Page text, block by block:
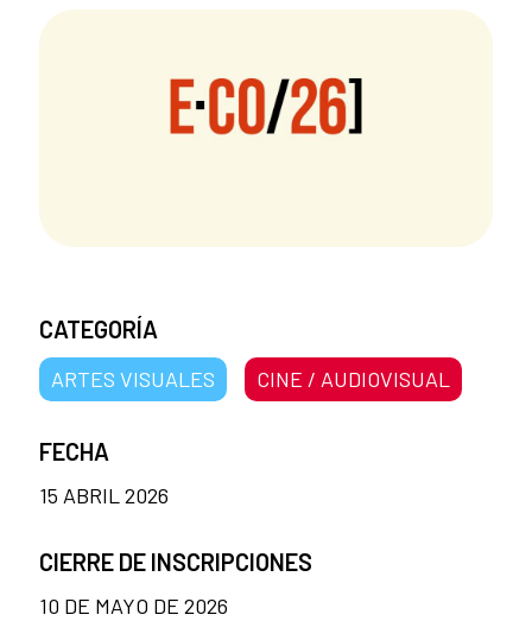
CATEGORÍA
ARTES VISUALES CINE / AUDIOVISUAL
FECHA
15 ABRIL 2026
CIERRE DE INSCRIPCIONES
10 DE MAYO DE 2026